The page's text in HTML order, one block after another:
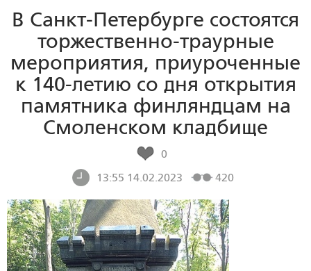
В Санкт-Петербурге состоятся
торжественно-траурные
мероприятия, приуроченные
к 140-летию со дня открытия
памятника финляндцам на
Смоленском кладбище
0
13:55 14.02.2023
420